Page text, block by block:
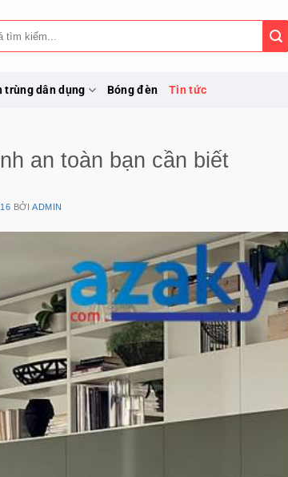
trùng dân dụng Bóng đèn Tin tức
an toàn bạn cần biết
BỞIADMIN